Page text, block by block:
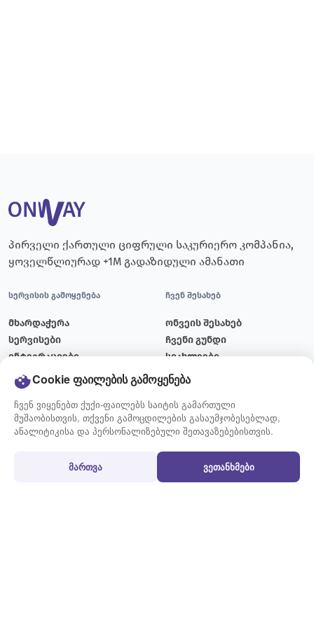
Cookie ფაილების გამოყენება
ჩვენ ვიყენებთ ქუქი-ფაილებს საიტის გამართული
მუშაობისთვის, თქვენი გამოცდილების გასაუმჯობესებლად,
ანალიტიკისა და პერსონალიზებული შეთავაზებებისთვის.
მართვა ვეთანხმები
პირველი ქართული ციფრული საკურიერო კომპანია,
ყოველწლიურად +1M გადაზიდული ამანათი
სერვისის გამოყენება
მხარდაჭერა
სერვისები
ინტეგრაციები
ტარიფები
მიწოდების გრაფიკი
ჩვენ შესახებ
ონვეის შესახებ
ჩვენი გუნდი
სიახლეები
ბლოგი
ვაკანსიები
კონტაქტი
გზავნილის მომზადების
წესები და პირობები
სამომხმარებლო